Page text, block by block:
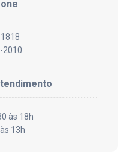
2010
às 18h
13h